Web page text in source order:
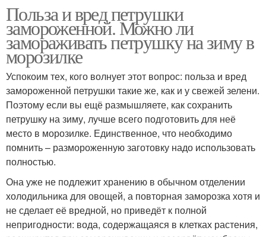
Польза и вред петрушки
замороженной. Можно ли
замораживать петрушку на зиму в
морозилке
Успокоим тех, кого волнует этот вопрос: польза и вред
замороженной петрушки такие же, как и у свежей зелени.
Поэтому если вы ещё размышляете, как сохранить
петрушку на зиму, лучше всего подготовить для неё
место в морозилке. Единственное, что необходимо
помнить – размороженную заготовку надо использовать
полностью.
Она уже не подлежит хранению в обычном отделении
холодильника для овощей, а повторная заморозка хотя и
не сделает её вредной, но приведёт к полной
непригодности: вода, содержащаяся в клетках растения,